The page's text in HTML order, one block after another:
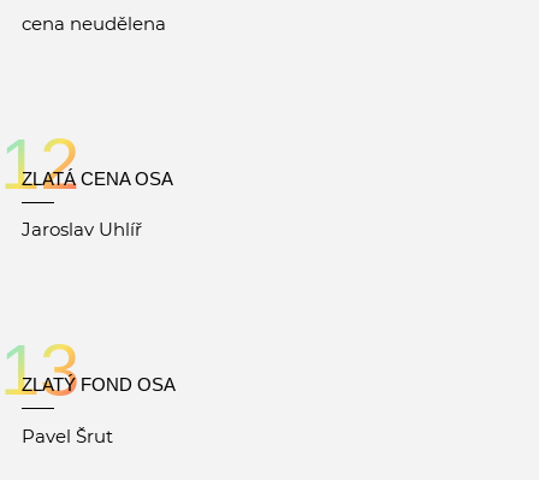
cena neudělena
12
ZLATÁ CENA OSA
Jaroslav Uhlíř
13
ZLATÝ FOND OSA
Pavel Šrut